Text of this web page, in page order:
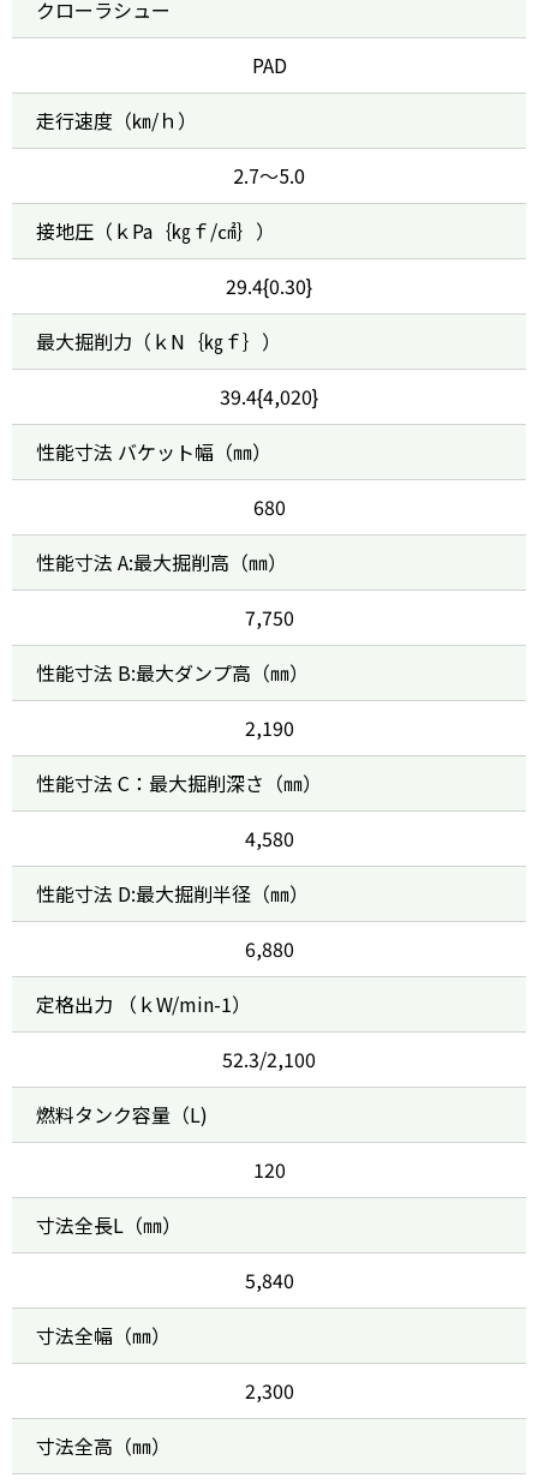
クローラシュー
PAD
走行速度（㎞/ｈ）
2.7～5.0
接地圧（ｋPa｛㎏ｆ/㎠｝）
29.4{0.30}
最大掘削力（ｋN｛㎏ｆ｝）
39.4{4,020}
性能寸法 バケット幅（㎜）
680
性能寸法 A:最大掘削高（㎜）
7,750
性能寸法 B:最大ダンプ高（㎜）
2,190
性能寸法 C：最大掘削深さ（㎜）
4,580
性能寸法 D:最大掘削半径（㎜）
6,880
定格出力 （ｋW/min-1）
52.3/2,100
燃料タンク容量（L)
120
寸法全長L（㎜）
5,840
寸法全幅（㎜）
2,300
寸法全高（㎜）